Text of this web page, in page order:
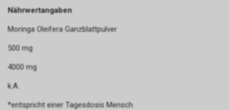
Nährwertangaben
Moringa Oleifera Ganzblattpulver
500 mg
4000 mg
k.A.
*entspricht einer Tagesdosis Mensch